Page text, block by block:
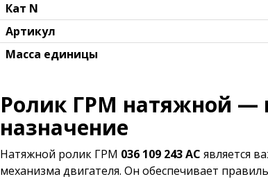
Кат N
Артикул
Масса единицы
Ролик ГРМ натяжной —
назначение
Натяжной ролик ГРМ 036 109 243 AC является
механизма двигателя. Он обеспечивает